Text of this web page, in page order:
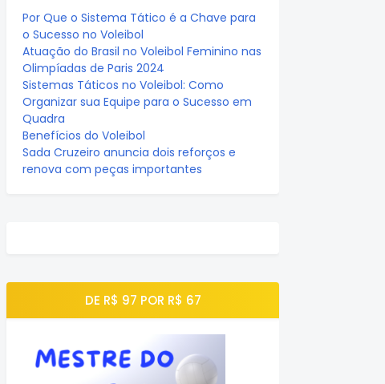
Por Que o Sistema Tático é a Chave para
o Sucesso no Voleibol
Atuação do Brasil no Voleibol Feminino nas
Olimpíadas de Paris 2024
Sistemas Táticos no Voleibol: Como
Organizar sua Equipe para o Sucesso em
Quadra
Benefícios do Voleibol
Sada Cruzeiro anuncia dois reforços e
renova com peças importantes
DE R$ 97 POR R$ 67